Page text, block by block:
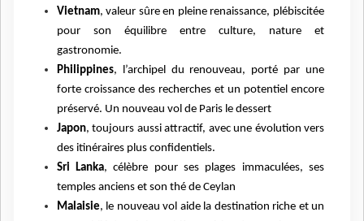
Vietnam, valeur sûre en pleine renaissance, plébiscitée
pour son équilibre entre culture, nature et
gastronomie.
Philippines, l’archipel du renouveau, porté par une
forte croissance des recherches et un potentiel encore
préservé. Un nouveau vol de Paris le dessert
Japon, toujours aussi attractif, avec une évolution vers
des itinéraires plus confidentiels.
Sri Lanka, célèbre pour ses plages immaculées, ses
temples anciens et son thé de Ceylan
Malaisie, le nouveau vol aide la destination riche et un